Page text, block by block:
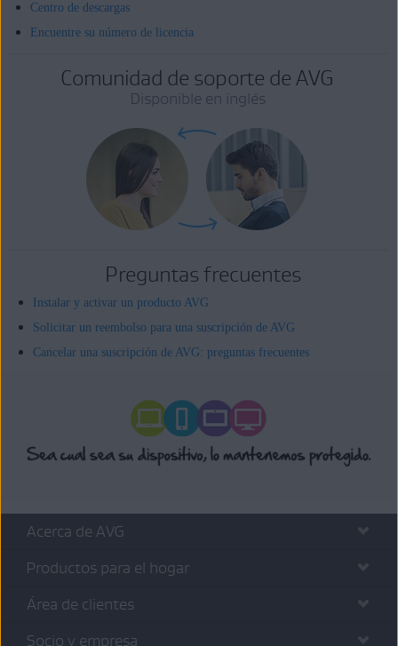
Centro de descargas
Encuentre su número de licencia
Comunidad de soporte de AVG
Disponible en inglés
Preguntas frecuentes
Instalar y activar un producto AVG
Solicitar un reembolso para una suscripción de AVG
Cancelar una suscripción de AVG: preguntas frecuentes
Acerca de AVG
Productos para el hogar
Área de clientes
Socio y empresa